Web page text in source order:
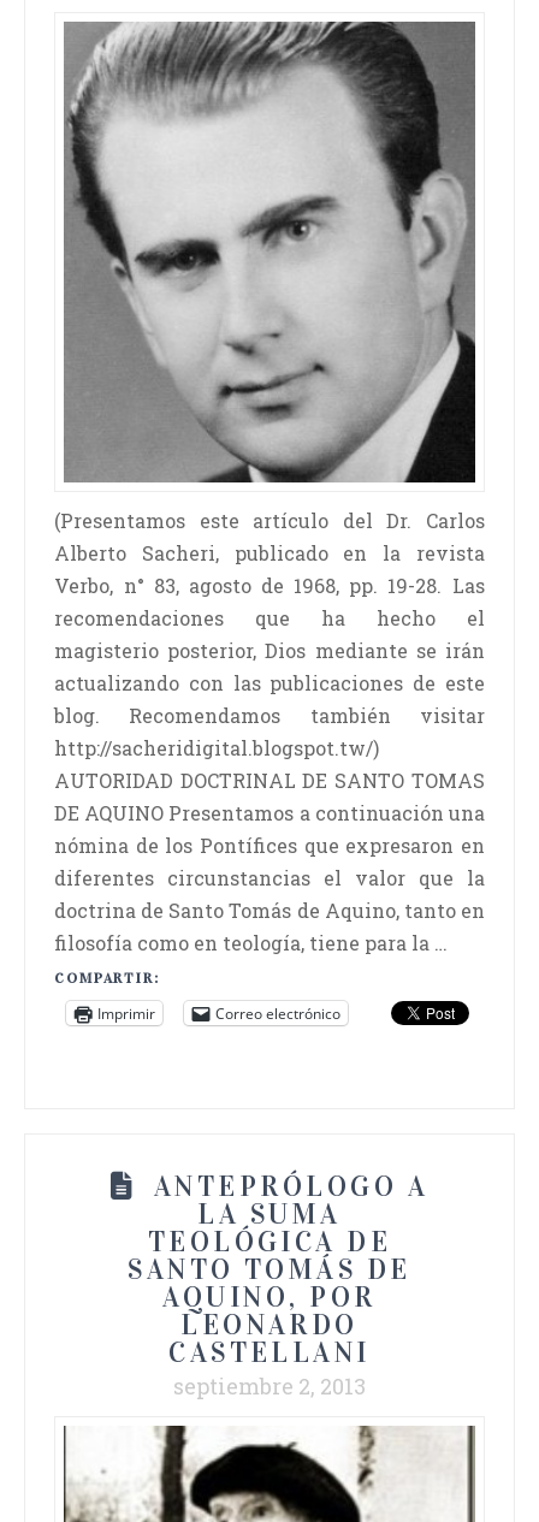
(Presentamos este artículo del Dr. Carlos
Alberto Sacheri, publicado en la revista
Verbo, n° 83, agosto de 1968, pp. 19-28. Las
recomendaciones que ha hecho el
magisterio posterior, Dios mediante se irán
actualizando con las publicaciones de este
blog. Recomendamos también visitar
http://sacheridigital.blogspot.tw/)
AUTORIDAD DOCTRINAL DE SANTO TOMAS
DE AQUINO Presentamos a continuación una
nómina de los Pontífices que expresaron en
diferentes circunstancias el valor que la
doctrina de Santo Tomás de Aquino, tanto en
filosofía como en teología, tiene para la …
COMPARTIR:
Imprimir Correo electrónico
ANTEPRÓLOGO A
LA SUMA
TEOLÓGICA DE
SANTO TOMÁS DE
AQUINO, POR
LEONARDO
CASTELLANI
septiembre 2, 2013